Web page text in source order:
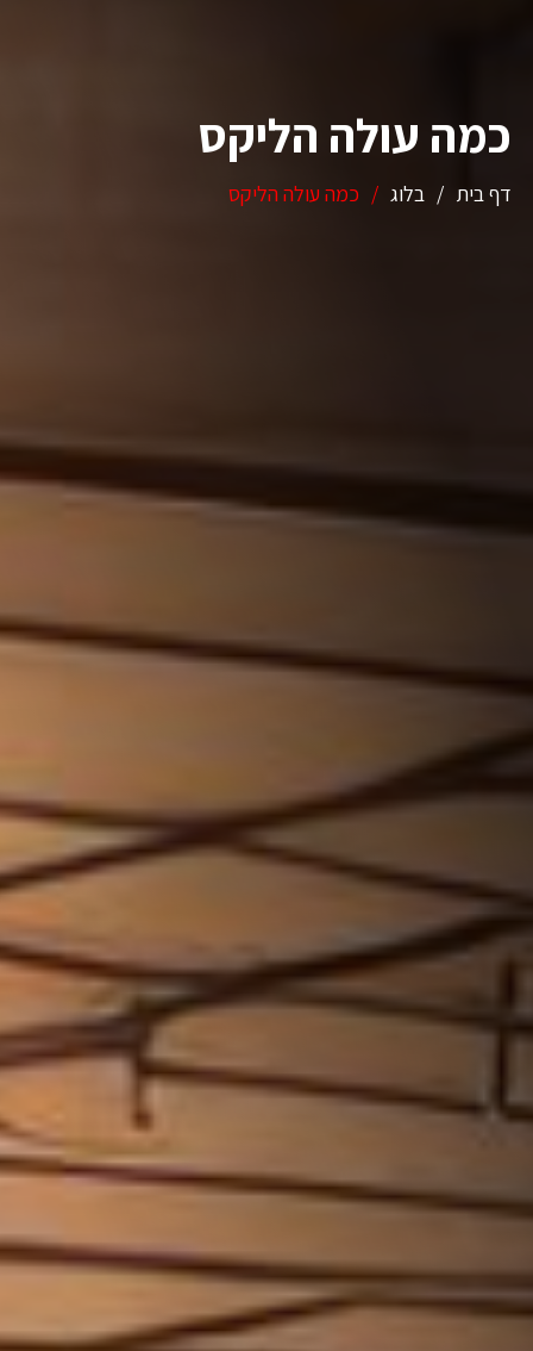
כמה עולה הליקס
דף בית / בלוג / כמה עולה הליקס